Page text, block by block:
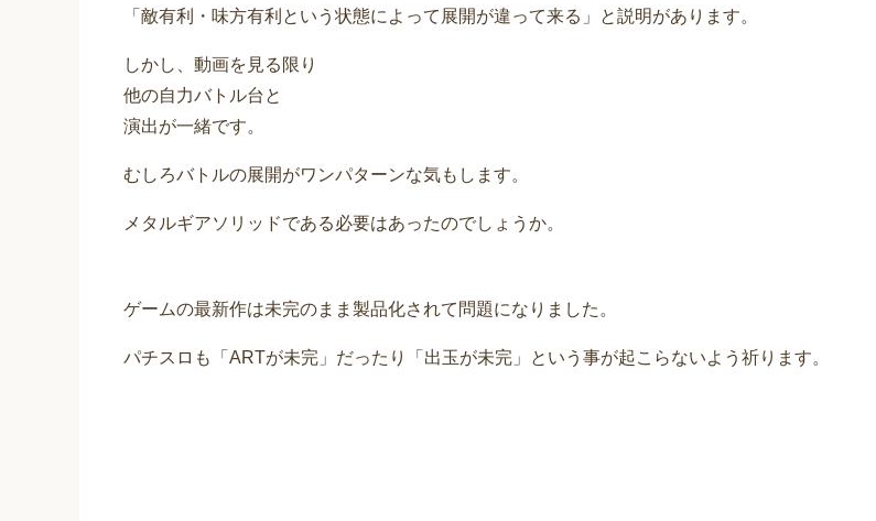
「敵有利・味方有利という状態によって展開が違って来る」と説明があります。
しかし、動画を見る限り
他の自力バトル台と
演出が一緒です。
むしろバトルの展開がワンパターンな気もします。
メタルギアソリッドである必要はあったのでしょうか。
ゲームの最新作は未完のまま製品化されて問題になりました。
パチスロも「ARTが未完」だったり「出玉が未完」という事が起こらないよう祈ります。